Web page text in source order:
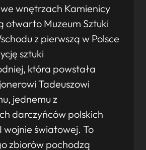
wnętrzach Kamienicy
otwarto Muzeum Sztuki
z pierwszą w Polsce
sztuki
która powstała
Tadeuszowi
jednemu z
darczyńców polskich
wojnie światowej. To
zbiorów pochodzą